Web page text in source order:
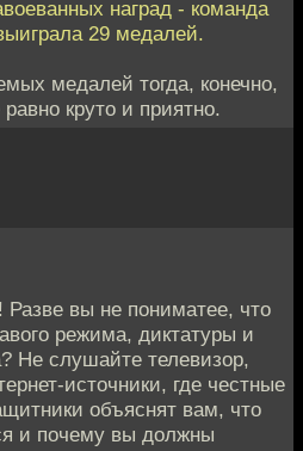
наград - команда
29 медалей.
медалей тогда, конечно,
круто и приятно.
вы не пониматее, что
режима, диктатуры и
Не слушайте телевизор,
источники, где честные
объяснят вам, что
и почему вы должны